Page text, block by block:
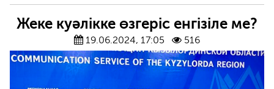
Жеке куәлікке өзгеріс енгізіле ме?
19.06.2024, 17:05 516